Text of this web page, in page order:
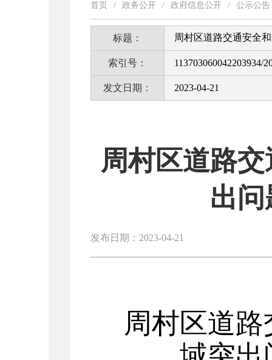
首页 / 政务公开 / 政府信息公开 / 公示公告
标题： 周村区道路交通安全
索引号： 113703060042203934/
发文日期： 2023-04-21
周村区道路
出
发布日期：2023-04-21
周村区道路